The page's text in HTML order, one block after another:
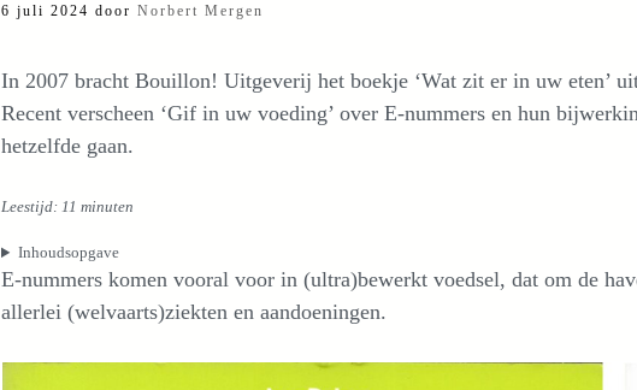
Moestuin
Voedselbos Wortelgroenten
6 juli 2024 door Norbert Mergen
In 2007 bracht Bouillon! Uitgeverij het boekje ‘Wat zit er in uw eten’
Recent verscheen ‘Gif in uw voeding’ over E-nummers en hun
hetzelfde gaan.
Leestijd: 11 minuten
Inhoudsopgave
E-nummers komen vooral voor in (ultra)bewerkt voedsel, dat om de
allerlei (welvaarts)ziekten en aandoeningen.